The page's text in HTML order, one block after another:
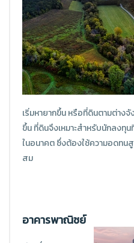
เริ่มหายากขึ้น หรือที่ดินตามต่าง
ขึ้น ที่ดินจึงเหมาะสำหรับนักลงทุ
ในอนาคต ซึ่งต้องใช้ความอดทนสู
สม
อาคารพาณิชย์